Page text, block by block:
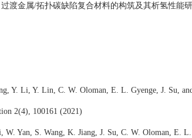
渡金属/拓扑碳缺陷复合材料的构筑及其析氢性能研
Y. Li, Y. Lin, C. W. Oloman, E. L. Gyenge, J. Su,
2(4), 100161 (2021)
Yan, S. Wang, K. Jiang, J. Su, C. W. Oloman, E.